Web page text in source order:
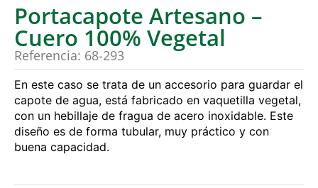
Portacapote Artesano –
Cuero 100% Vegetal
Referencia: 68-293
En este caso se trata de un accesorio para guardar el
capote de agua, está fabricado en vaquetilla vegetal,
con un hebillaje de fragua de acero inoxidable. Este
diseño es de forma tubular, muy práctico y con
buena capacidad.